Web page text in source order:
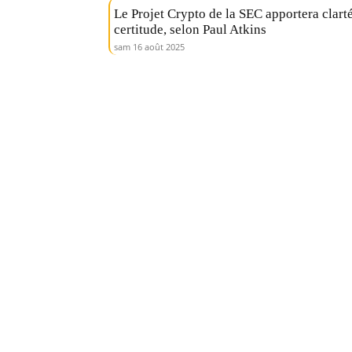
Le Projet Crypto de la SEC apportera
certitude, selon Paul Atkins
sam 16 août 2025